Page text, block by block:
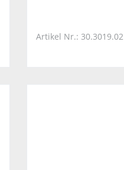
Artikel Nr.: 30.3019.02